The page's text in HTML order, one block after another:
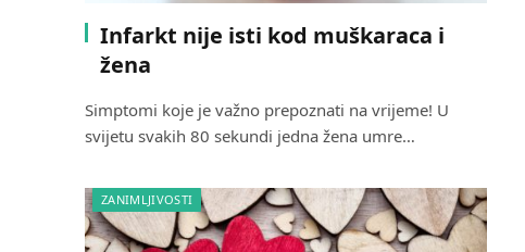
Infarkt nije isti kod muškaraca i
žena
Simptomi koje je važno prepoznati na vrijeme! U
svijetu svakih 80 sekundi jedna žena umre…
ZANIMLJIVOSTI